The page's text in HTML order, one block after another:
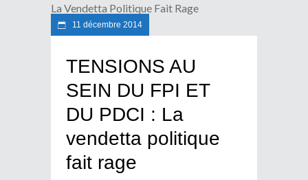
La Vendetta Politique Fait Rage
11 décembre 2014
TENSIONS AU
SEIN DU FPI ET
DU PDCI : La
vendetta politique
fait rage